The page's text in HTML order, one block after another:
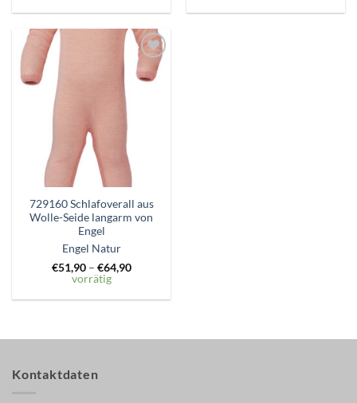
Zum
Wunschzettel
hinzufügen
729160 Schlafoverall aus
Wolle-Seide langarm von
Engel
Engel Natur
€51,90– €64,90
vorrätig
Kontaktdaten